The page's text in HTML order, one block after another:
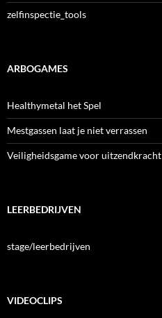
zelfinspectie_tools
ARBOGAMES
Healthymetal het Spel
Mestgassen laat je niet verrassen
Veiligheidsgame voor uitzendkracht
LEERBEDRIJVEN
stage/leerbedrijven
VIDEOCLIPS